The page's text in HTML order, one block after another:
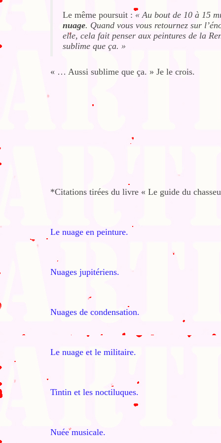
Le même poursuit : « Au bout de 10 à 15
nuage. Quand vous vous retournez sur
elle, cela fait penser aux peintures de la
sublime que ça. »
« … Aussi sublime que ça. » Je le crois.
*Citations tirées du livre « Le guide du
Le nuage en peinture.
Nuages jupitériens.
Nuages de condensation.
Le nuage et le militaire.
Tintin et les noctiluques.
Nuée musicale.